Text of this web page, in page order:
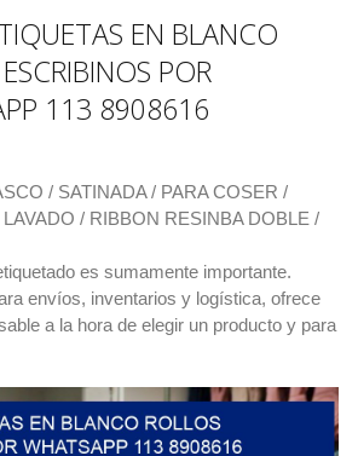
EN BLANCO
POR
113 8908616
/ SATINADA / PARA COSER /
/ RIBBON RESINBA DOBLE /
es sumamente importante.
envíos, inventarios y logística, ofrece
a la hora de elegir un producto y para